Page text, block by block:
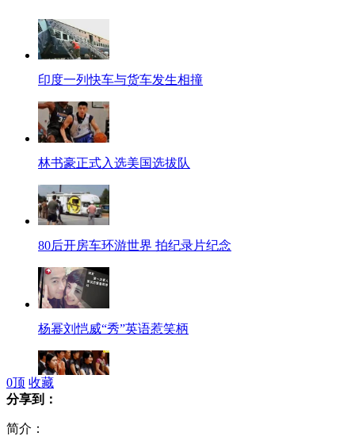
印度一列快车与货车发生相撞
林书豪正式入选美国选拔队
80后开房车环游世界 拍纪录片纪念
杨幂刘恺威“秀”英语惹笑柄
0顶 收藏
分享到：
简介：